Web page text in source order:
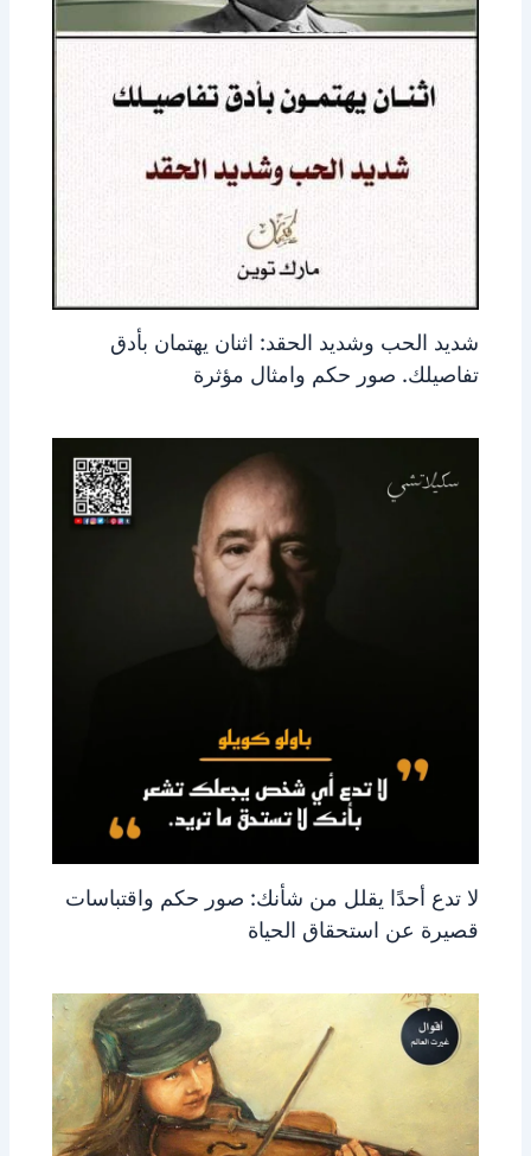
شديد الحب وشديد الحقد: اثنان يهتمان بأدق
تفاصيلك. صور حكم وامثال مؤثرة
لا تدع أحدًا يقلل من شأنك: صور حكم واقتباسات
قصيرة عن استحقاق الحياة